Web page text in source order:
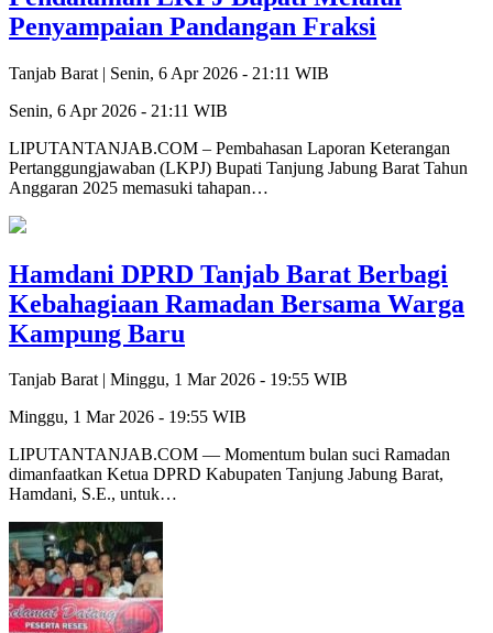
Penyampaian Pandangan Fraksi
Tanjab Barat | Senin, 6 Apr 2026 - 21:11 WIB
Senin, 6 Apr 2026 - 21:11 WIB
LIPUTANTANJAB.COM – Pembahasan Laporan Keterangan
Pertanggungjawaban (LKPJ) Bupati Tanjung Jabung Barat Tahun
Anggaran 2025 memasuki tahapan…
Hamdani DPRD Tanjab Barat Berbagi
Kebahagiaan Ramadan Bersama Warga
Kampung Baru
Tanjab Barat | Minggu, 1 Mar 2026 - 19:55 WIB
Minggu, 1 Mar 2026 - 19:55 WIB
LIPUTANTANJAB.COM — Momentum bulan suci Ramadan
dimanfaatkan Ketua DPRD Kabupaten Tanjung Jabung Barat,
Hamdani, S.E., untuk…